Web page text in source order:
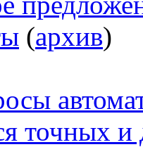
(архив)
точных